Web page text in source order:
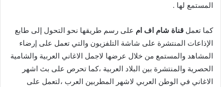
المستمع لها .
كما تعمل قناة شام اف ام على رسم طريقها نحو التحول إلى طابع
الإذاعات المنتشرة على شاشة التلفزيون والتي تعمل على إرضاء
المشاهد والمستمع من خلال عرضها لاجمل الاغاني العربية والشامية
الحصرية والمنتشرة بين البلاد العربية ،كما تحرص على بث اشهر
الاغاني في الوطن العربي لاشهر المطربين العرب ،لتعمل على